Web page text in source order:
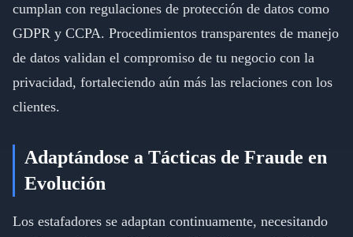
cumplan con regulaciones de protección de datos como
GDPR y CCPA. Procedimientos transparentes de manejo
de datos validan el compromiso de tu negocio con la
privacidad, fortaleciendo aún más las relaciones con los
clientes.
Adaptándose a Tácticas de Fraude en
Evolución
Los estafadores se adaptan continuamente, necesitando